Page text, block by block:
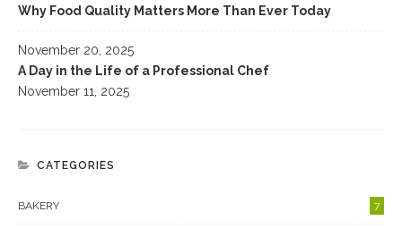
Why Food Quality Matters More Than Ever Today
November 20, 2025
A Day in the Life of a Professional Chef
November 11, 2025
CATEGORIES
BAKERY 7